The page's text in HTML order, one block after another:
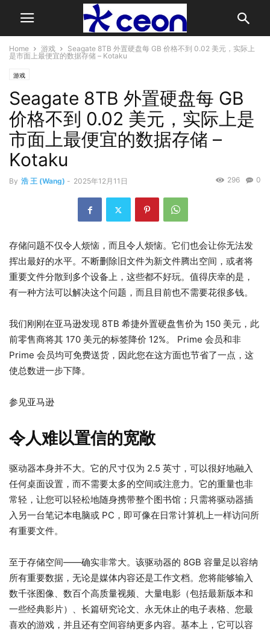
Home 游戏
Seagate 8TB 外置硬盘每 GB 价格不到 0.02 美元，实际上
是市面上最便宜的数据存储 – Kotaku
游戏
Seagate 8TB 外置硬盘每 GB
价格不到 0.02 美元，实际上是
市面上最便宜的数据存储 –
Kotaku
By 浩 王 (Wang) - 2025年12月11日 0
296
存储问题不仅令人烦恼，而且令人烦恼。它们也会让你无法发
挥出最好的水平。不断删除旧文件为新文件腾出空间，或者将
重要文件分散到多个设备上，这些都不好玩。值得庆幸的是，
有一种方法可以解决这个问题，而且目前也不需要花很多钱。
我们刚刚在亚马逊发现 8TB 希捷外置硬盘售价为 150 美元，此
前零售商将其 170 美元的标签降价 12%。 Prime 会员和非
Prime 会员均可免费送货，因此您在这方面也节省了一点，这
使总数进一步下降。
参见亚马逊
令人难以置信的宽敞
驱动器本身并不大。它的尺寸仅为 2.5 英寸，可以很好地融入
任何桌面设置，而不需要太多的空间或注意力。它的重量也非
常轻，让您可以轻松地随身携带整个图书馆；只需将驱动器插
入另一台笔记本电脑或 PC，即可像在日常计算机上一样访问所
有重要文件。
至于存储空间——确实非常大。该驱动器的 8GB 容量足以容纳
所有重要数据，无论是媒体内容还是工作文档。您将能够输入
数千张图像、数百个高质量视频、大量电影（包括最新版本和
一些经典影片）、长篇研究论文、永无休止的电子表格、您最
喜欢的游戏，并且还有空间容纳更多内容。基本上，它可以容